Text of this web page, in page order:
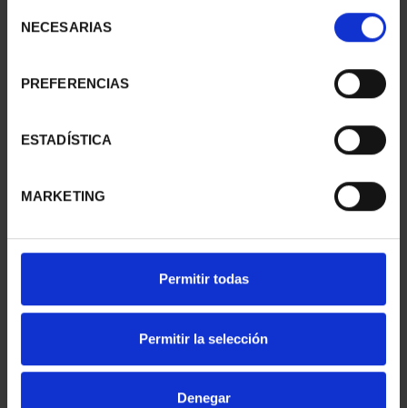
NECESARIAS
PREFERENCIAS
ESTADÍSTICA
MARKETING
Permitir todas
Permitir la selección
Denegar
CIUDADES PATRIMONIO
73,00 €
CIUDADES PATRIMONIO
73,00 €